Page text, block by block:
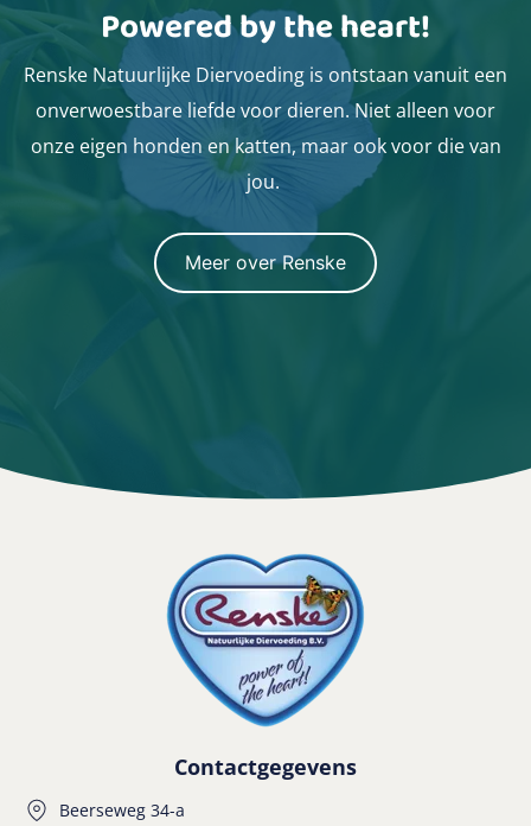
Powered by the heart!
Renske Natuurlijke Diervoeding is ontstaan vanuit een
onverwoestbare liefde voor dieren. Niet alleen voor
onze eigen honden en katten, maar ook voor die van
jou.
Meer over Renske
Contactgegevens
Beerseweg 34-a